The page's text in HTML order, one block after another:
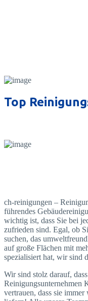
Top
ch-reinigungen –
führendes
wichtig ist, dass Sie bei
zufrieden sind. Egal, ob
suchen, das
auf große Flächen mit
spezialisiert hat, wir sind
Wir sind stolz darauf,
Reinigungsunternehmen
vertrauen, dass sie